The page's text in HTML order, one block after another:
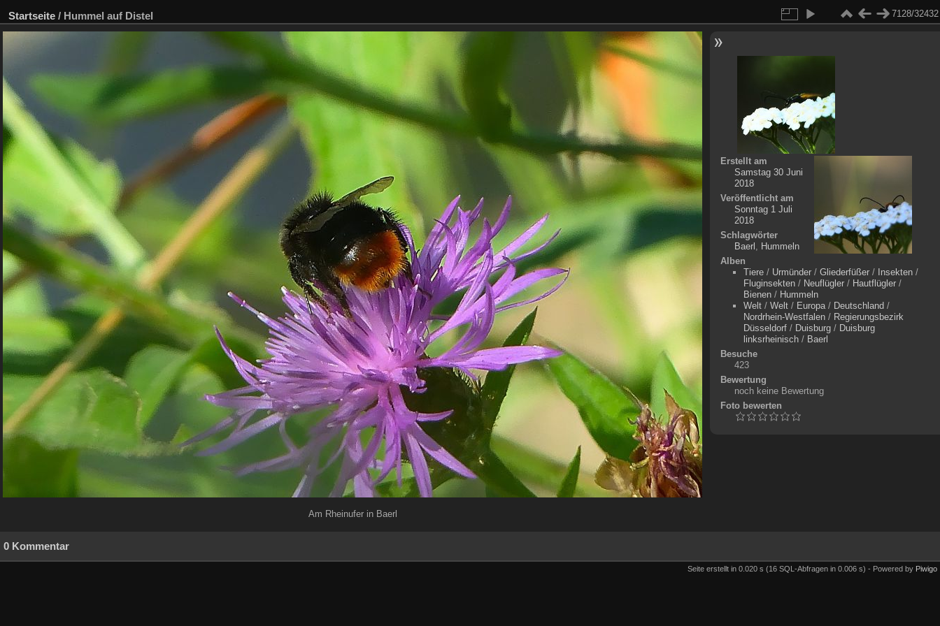
Startseite / Hummel auf Distel 7128/32432
Am Rheinufer in Baerl
Erstellt am
Samstag 30 Juni
2018
Veröffentlicht am
Sonntag 1 Juli
2018
Schlagwörter
Baerl , Hummeln
Alben
Tiere/ Urmünder/ Gliederfüßer/ Insekten/
Fluginsekten/ Neuflügler/ Hautflügler/
Bienen/ Hummeln
Welt/ Welt/ Europa/ Deutschland /
Nordrhein-Westfalen/ Regierungsbezirk
Düsseldorf/ Duisburg/ Duisburg
linksrheinisch/ Baerl
Besuche
423
Bewertung
noch keine Bewertung
Foto bewerten
0 Kommentar
Seite erstellt in 0.020 s (16 SQL-Abfragen in 0.006 s) - Powered by Piwigo